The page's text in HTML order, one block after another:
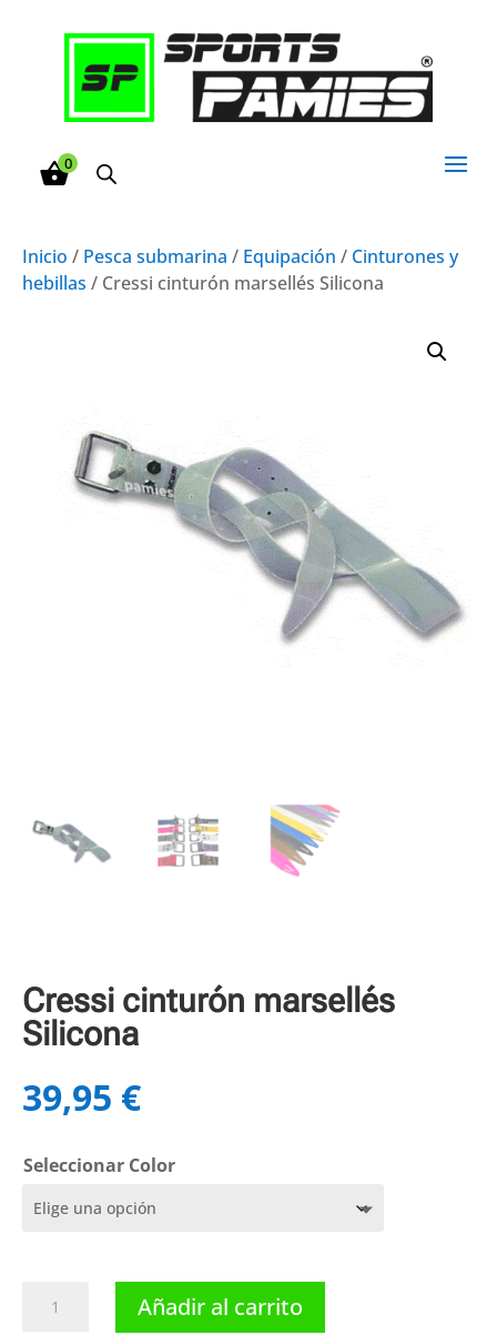
0
Inicio / Pesca submarina / Equipación / Cinturones y
hebillas / Cressi cinturón marsellés Silicona
Cressi cinturón marsellés
Silicona
39,95 €
Seleccionar Color
cinturón
Añadir al carrito